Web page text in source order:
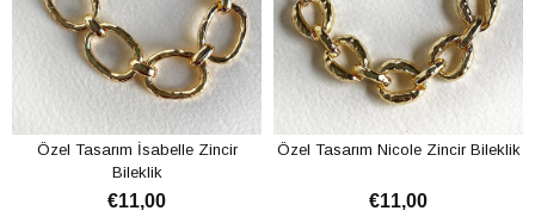
Özel Tasarım İsabelle Zincir
Bileklik
€11,00
Özel Tasarım Nicole Zincir Bileklik
€11,00